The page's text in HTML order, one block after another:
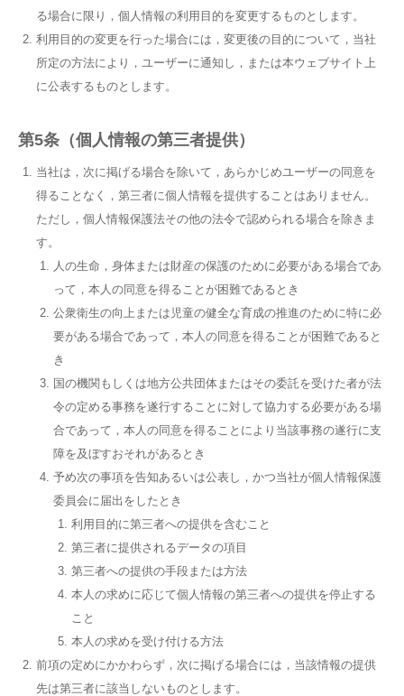
る場合に限り，個人情報の利用目的を変更するものとします。
利用目的の変更を行った場合には，変更後の目的について，当社
所定の方法により，ユーザーに通知し，または本ウェブサイト上
に公表するものとします。
第5条（個人情報の第三者提供）
当社は，次に掲げる場合を除いて，あらかじめユーザーの同意を
得ることなく，第三者に個人情報を提供することはありません。
ただし，個人情報保護法その他の法令で認められる場合を除きま
す。
人の生命，身体または財産の保護のために必要がある場合であ
って，本人の同意を得ることが困難であるとき
公衆衛生の向上または児童の健全な育成の推進のために特に必
要がある場合であって，本人の同意を得ることが困難であると
き
国の機関もしくは地方公共団体またはその委託を受けた者が法
令の定める事務を遂行することに対して協力する必要がある場
合であって，本人の同意を得ることにより当該事務の遂行に支
障を及ぼすおそれがあるとき
予め次の事項を告知あるいは公表し，かつ当社が個人情報保護
委員会に届出をしたとき
利用目的に第三者への提供を含むこと
第三者に提供されるデータの項目
第三者への提供の手段または方法
本人の求めに応じて個人情報の第三者への提供を停止する
こと
本人の求めを受け付ける方法
前項の定めにかかわらず，次に掲げる場合には，当該情報の提供
先は第三者に該当しないものとします。